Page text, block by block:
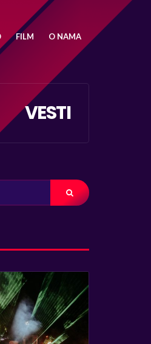
FILM O NAMA
VESTI